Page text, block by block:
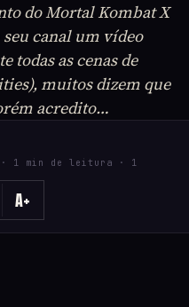
do Mortal Kombat X
canal um vídeo
todas as cenas de
muitos dizem que
acredito…
· 1 min de leitura · 1
A+